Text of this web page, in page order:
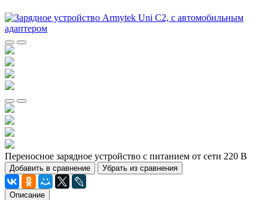
Переносное зарядное устройство с питанием от сети 220 В
Добавить в сравнение Убрать из сравнения
Описание